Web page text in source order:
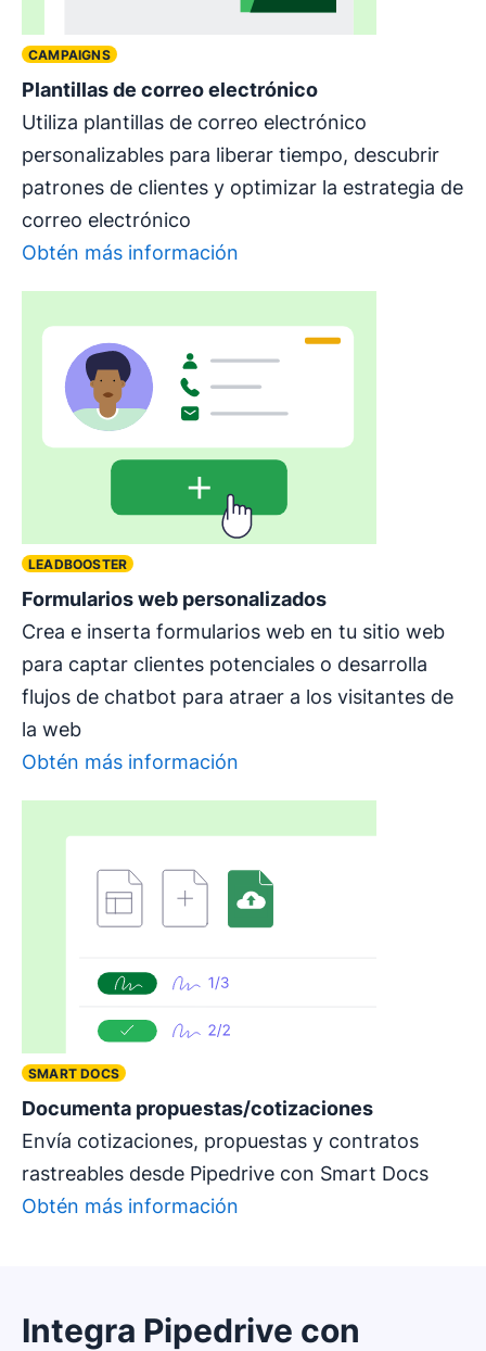
CAMPAIGNS
Plantillas de correo electrónico
Utiliza plantillas de correo electrónico
personalizables para liberar tiempo, descubrir
patrones de clientes y optimizar la estrategia de
correo electrónico
Obtén más información
LEADBOOSTER
Formularios web personalizados
Crea e inserta formularios web en tu sitio web
para captar clientes potenciales o desarrolla
flujos de chatbot para atraer a los visitantes de
la web
Obtén más información
SMART DOCS
Documenta propuestas/cotizaciones
Envía cotizaciones, propuestas y contratos
rastreables desde Pipedrive con Smart Docs
Obtén más información
Integra Pipedrive con